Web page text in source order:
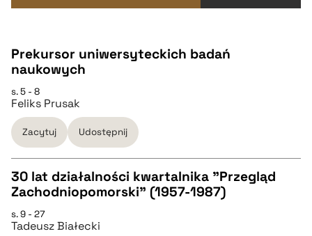
Prekursor uniwersyteckich badań
naukowych
s. 5 - 8
Feliks Prusak
Zacytuj Udostępnij
CZYSTY TEKST
30 lat działalności kwartalnika "Przegląd
Zachodniopomorski" (1957-1987)
s. 9 - 27
Tadeusz Białecki